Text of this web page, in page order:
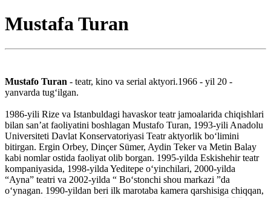
Mustafa Turan
Mustafo Turan - teatr, kino va serial aktyori.1966 - yil 20 -
yanvarda tugʻilgan.
1986-yili Rize va Istanbuldagi havaskor teatr jamoalarida chiqishlari
bilan sanʼat faoliyatini boshlagan Mustafo Turan, 1993-yili Anadolu
Universiteti Davlat Konservatoriyasi Teatr aktyorlik boʻlimini
bitirgan. Ergin Orbey, Dinçer Sümer, Aydin Teker va Metin Balay
kabi nomlar ostida faoliyat olib borgan. 1995-yilda Eskishehir teatr
kompaniyasida, 1998-yilda Yeditepe oʻyinchilari, 2000-yilda
“Ayna” teatri va 2002-yilda “ Boʻstonchi shou markazi ”da
oʻynagan. 1990-yildan beri ilk marotaba kamera qarshisiga chiqqan,